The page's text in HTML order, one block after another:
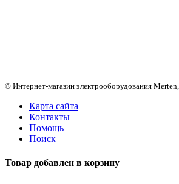
© Интернет-магазин электрооборудования
Карта сайта
Контакты
Помощь
Поиск
Товар добавлен в корзину